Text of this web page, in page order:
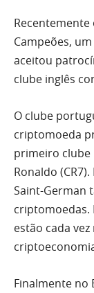
Recentemente
Campeões,
aceitou
clube inglês
O clube
criptomoeda
primeiro clube
Ronaldo
Saint-German
criptomoedas.
estão cada
Finalmente no